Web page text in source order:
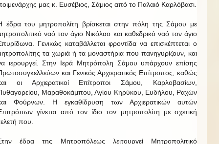
μας κ. Ευσέβιος, Σάμιος από το Παλαιό Καρλόβασι.
έδρα του μητροπολίτη βρίσκεται στην πόλη της Σάμου με
ναό τον άγιο Νικόλαο και καθεδρικό ναό τον άγιο
Γενικώς καταβάλλεται φροντίδα να επισκέπτεται ο
τα χωριά ή τα μοναστήρια που πανηγυρίζουν, και
ιερουργεί. Στην Ιερά Μητρόπολη Σάμου υπάρχουν επίσης
και Γενικός Αρχιερατικός Επίτροπος, καθώς
οι Αρχιερατικοί Επίτροποι Σάμου, Καρλοβασίων,
Μαραθοκάμπου, Αγίου Κηρύκου, Ευδήλου, Ραχών
Φούρνων. Η εγκαθίδρυση των Αρχιερατικών αυτών
γίνεται από τον ίδιο τον μητροπολίτη με σχετική
που.
έδρα της Μητροπόλεως λειτουργεί Μητροπολιτικό